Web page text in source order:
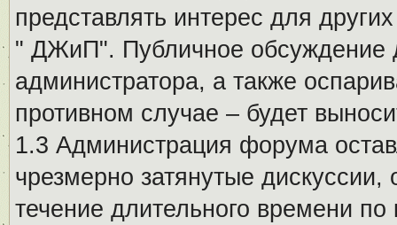
представлять интерес для
" ДЖиП". Публичное обсуждение
администратора, а также
противном случае – будет
1.3 Администрация форума
чрезмерно затянутые
течение длительного времени